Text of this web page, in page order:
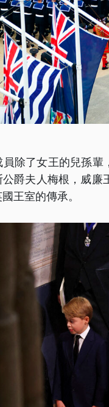
員除了女王的兒孫
公爵夫人梅根，威
王室的傳承。